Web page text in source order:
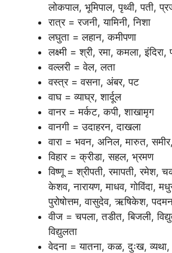
लोकपाल, भूमिपाल, पृथ्वी, पती,
रात्र = रजनी, यामिनी, निशा
लघुता = लहान, कमीपणा
लक्ष्मी = श्री, रमा, कमला, इंदिरा,
वल्लरी = वेल, लता
वस्त्र = वसना, अंबर, पट
वाघ = व्याघ्र, शार्दूल
वानर = मर्कट, कपी, शाखामृग
वानगी = उदाहरन, दाखला
वारा = भवन, अनिल, मारुत,
विहार = क्रीडा, सहल, भ्रमण
विष्णू = श्रीपती, रमापती, रमेश,
केशव, नारायण, माधव, गोविंदा,
पुरोषोत्तम, वासुदेव, ऋषिकेश,
वीज = चपला, तडीत, बिजली,
विद्युलता
वेदना = यातना, कळ, दुःख,